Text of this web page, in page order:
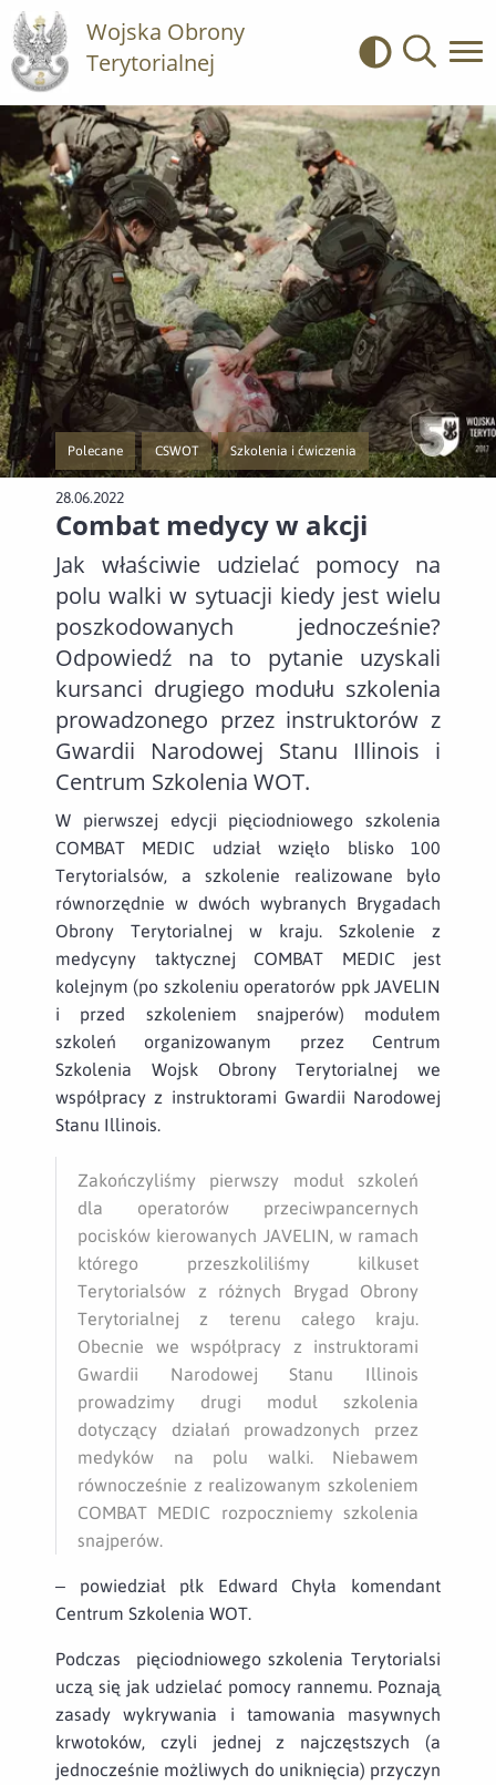
Wojska Obrony
Terytorialnej
Kontrast
Polecane
Przejście do nowej strony z listą publikacji o kategorii Polecane
CSWOT
Przejście do nowej strony z listą publikacji o kategorii
Szkolenia i ćwiczenia
Przejście do nowej strony z listą publikacji
28.06.2022
Combat medycy w akcji
Jak właściwie udzielać pomocy na
polu walki w sytuacji kiedy jest wielu
poszkodowanych jednocześnie?
Odpowiedź na to pytanie uzyskali
kursanci drugiego modułu szkolenia
prowadzonego przez instruktorów z
Gwardii Narodowej Stanu Illinois i
Centrum Szkolenia WOT.
W pierwszej edycji pięciodniowego szkolenia
COMBAT MEDIC udział wzięło blisko 100
Terytorialsów, a szkolenie realizowane było
równorzędnie w dwóch wybranych Brygadach
Obrony Terytorialnej w kraju. Szkolenie z
medycyny taktycznej COMBAT MEDIC jest
kolejnym (po szkoleniu operatorów ppk JAVELIN
i przed szkoleniem snajperów) modułem
szkoleń organizowanym przez Centrum
Szkolenia Wojsk Obrony Terytorialnej we
współpracy z instruktorami Gwardii Narodowej
Stanu Illinois.
Zakończyliśmy pierwszy moduł szkoleń
dla operatorów przeciwpancernych
pocisków kierowanych JAVELIN, w ramach
którego przeszkoliliśmy kilkuset
Terytorialsów z różnych Brygad Obrony
Terytorialnej z terenu całego kraju.
Obecnie we współpracy z instruktorami
Gwardii Narodowej Stanu Illinois
prowadzimy drugi moduł szkolenia
dotyczący działań prowadzonych przez
medyków na polu walki. Niebawem
równocześnie z realizowanym szkoleniem
COMBAT MEDIC rozpoczniemy szkolenia
snajperów.
– powiedział płk Edward Chyła komendant
Centrum Szkolenia WOT.
Podczas pięciodniowego szkolenia Terytorialsi
uczą się jak udzielać pomocy rannemu. Poznają
zasady wykrywania i tamowania masywnych
krwotoków, czyli jednej z najczęstszych (a
jednocześnie możliwych do uniknięcia) przyczyn